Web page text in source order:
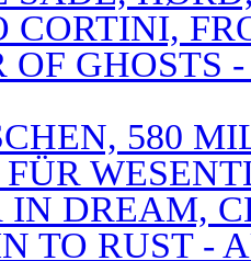
CORTINI,
OF GHOSTS
580
IN DREAM,
TO RUST -